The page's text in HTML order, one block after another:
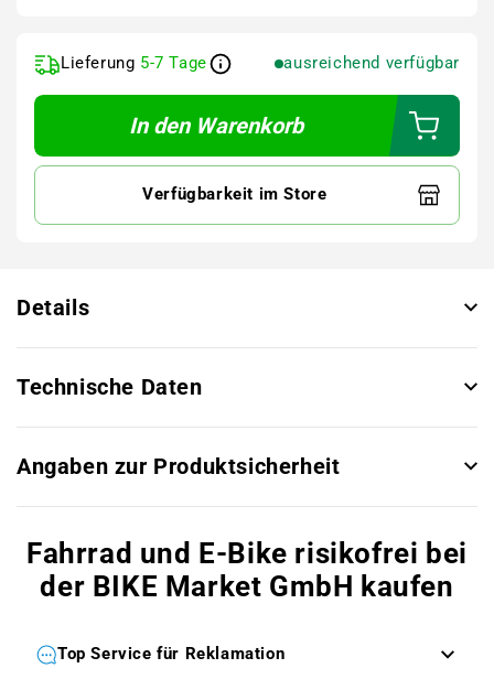
Lieferung 5-7 Tage ausreichend verfügbar
In den Warenkorb
Verfügbarkeit im Store
Details
Technische Daten
Angaben zur Produktsicherheit
Fahrrad und E-Bike risikofrei bei
der BIKE Market GmbH kaufen
Top Service für Reklamation